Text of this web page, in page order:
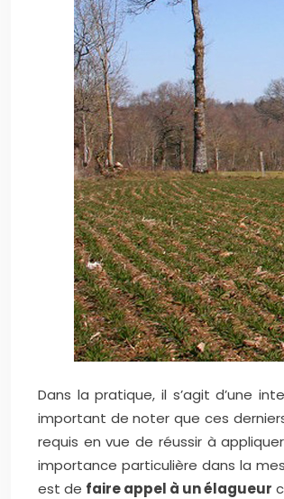
Dans la pratique, il s’agit d’une
important de noter que ces
requis en vue de réussir à
importance particulière dans la
est de faire appel à un élagueur